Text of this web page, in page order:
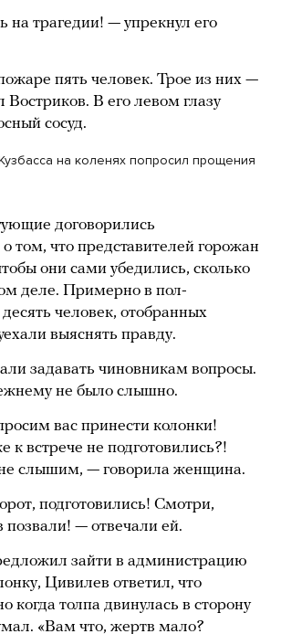
на трагедии! — упрекнул его
пять человек. Трое из них —
Востриков. В его левом глазу
сосуд.
на коленях попросил прощения
договорились
том, что представителей горожан
они сами убедились, сколько
деле. Примерно в пол-
человек, отобранных
выяснять правду.
задавать чиновникам вопросы.
не было слышно.
вас принести колонки!
встрече не подготовились?!
слышим, — говорила женщина.
подготовились! Смотри,
позвали! — отвечали ей.
зайти в администрацию
Цивилев ответил, что
когда толпа двинулась в сторону
«Вам что, жертв мало?